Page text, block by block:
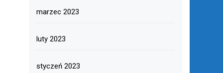
marzec 2023
luty 2023
styczeń 2023